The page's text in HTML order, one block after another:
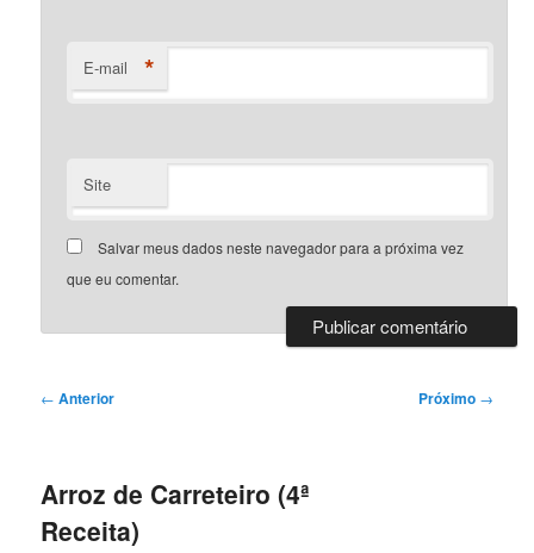
E-mail *
Site
Salvar meus dados neste navegador para a próxima vez
que eu comentar.
Navegação
← Anterior Próximo →
Arroz de Carreteiro (4ª
Receita)